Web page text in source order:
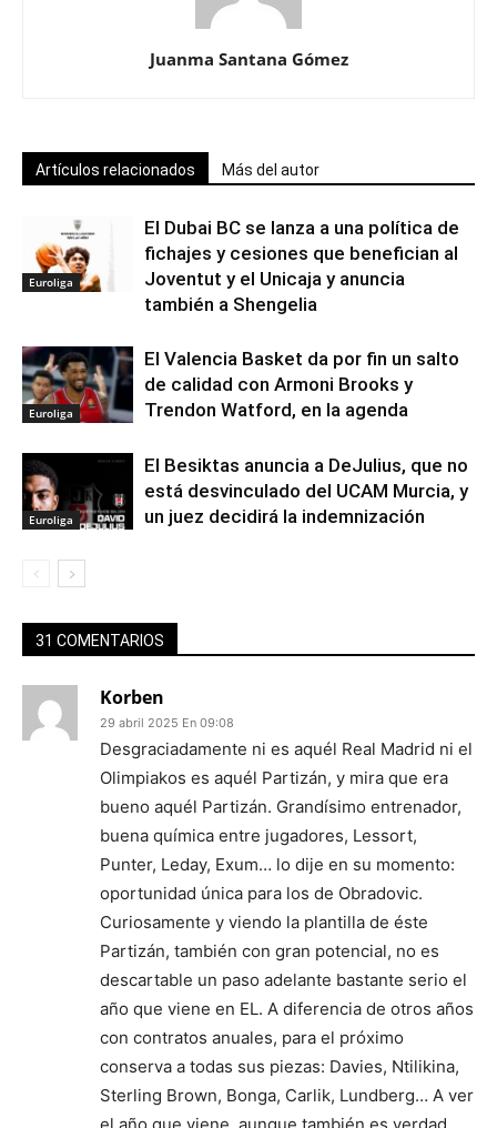
Juanma Santana Gómez
Artículos relacionados Más del autor
Euroliga
El Dubai BC se lanza a una política de
fichajes y cesiones que benefician al
Joventut y el Unicaja y anuncia
también a Shengelia
Euroliga
El Valencia Basket da por fin un salto
de calidad con Armoni Brooks y
Trendon Watford, en la agenda
Euroliga
El Besiktas anuncia a DeJulius, que no
está desvinculado del UCAM Murcia, y
un juez decidirá la indemnización
31 COMENTARIOS
Korben
29 abril 2025 En 09:08
Desgraciadamente ni es aquél Real Madrid ni el
Olimpiakos es aquél Partizán, y mira que era
bueno aquél Partizán. Grandísimo entrenador,
buena química entre jugadores, Lessort,
Punter, Leday, Exum… lo dije en su momento:
oportunidad única para los de Obradovic.
Curiosamente y viendo la plantilla de éste
Partizán, también con gran potencial, no es
descartable un paso adelante bastante serio el
año que viene en EL. A diferencia de otros años
con contratos anuales, para el próximo
conserva a todas sus piezas: Davies, Ntilikina,
Sterling Brown, Bonga, Carlik, Lundberg… A ver